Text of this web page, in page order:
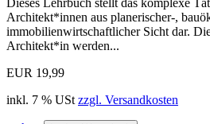
Architekt*innen aus planerischer-,
immobilienwirtschaftlicher Sicht dar.
Architekt*in werden...
EUR 19,99
inkl. 7 % USt zzgl. Versandkosten